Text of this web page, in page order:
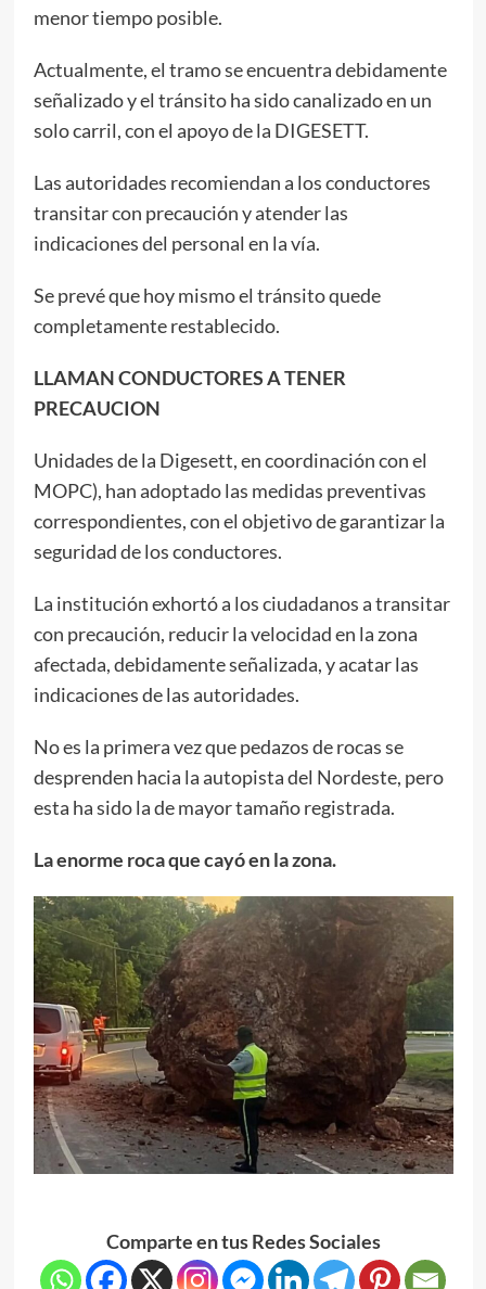
menor tiempo posible.
Actualmente, el tramo se encuentra debidamente
señalizado y el tránsito ha sido canalizado en un
solo carril, con el apoyo de la DIGESETT.
Las autoridades recomiendan a los conductores
transitar con precaución y atender las
indicaciones del personal en la vía.
Se prevé que hoy mismo el tránsito quede
completamente restablecido.
LLAMAN CONDUCTORES A TENER
PRECAUCION
Unidades de la Digesett, en coordinación con el
MOPC), han adoptado las medidas preventivas
correspondientes, con el objetivo de garantizar la
seguridad de los conductores.
La institución exhortó a los ciudadanos a transitar
con precaución, reducir la velocidad en la zona
afectada, debidamente señalizada, y acatar las
indicaciones de las autoridades.
No es la primera vez que pedazos de rocas se
desprenden hacia la autopista del Nordeste, pero
esta ha sido la de mayor tamaño registrada.
La enorme roca que cayó en la zona.
Comparte en tus Redes Sociales